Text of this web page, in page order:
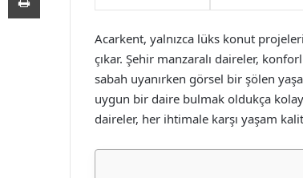
Acarkent, yalnızca lüks konut
çıkar. Şehir manzaralı daireler,
sabah uyanırken görsel bir şölen
uygun bir daire bulmak oldukça kolay
daireler, her ihtimale karşı yaşam